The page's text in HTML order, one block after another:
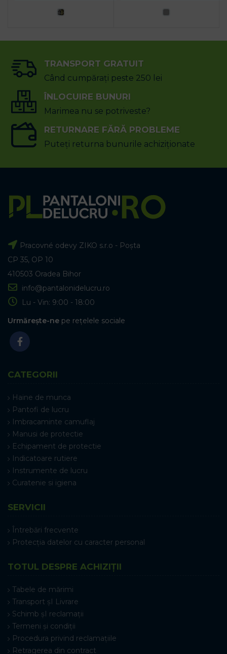
TRANSPORT GRATUIT
Când cumpărați peste 250 lei
ÎNLOCUIRE BUNURI
Marimea nu se potriveste?
RETURNARE FĂRĂ PROBLEME
Puteți returna bunurile achiziționate
Pracovné odevy ZIKO s.r.o - Poșta
CP 35, OP 10
410503 Oradea Bihor
info@pantalonidelucru.ro
Lu - Vin: 9:00 - 18:00
Urmărește-ne pe rețelele sociale
CATEGORII
Haine de munca
Pantofi de lucru
Imbracaminte camuflaj
Manusi de protectie
Echipament de protectie
Indicatoare rutiere
Instrumente de lucru
Curatenie si igiena
SERVICII
Întrebări frecvente
Protecția datelor cu caracter personal
TOTUL DESPRE ACHIZIȚII
Tabele de mărimi
Transport șI Livrare
Schimb șI reclamații
Termeni și condiții
Procedura privind reclamațiile
Retragerea din contract